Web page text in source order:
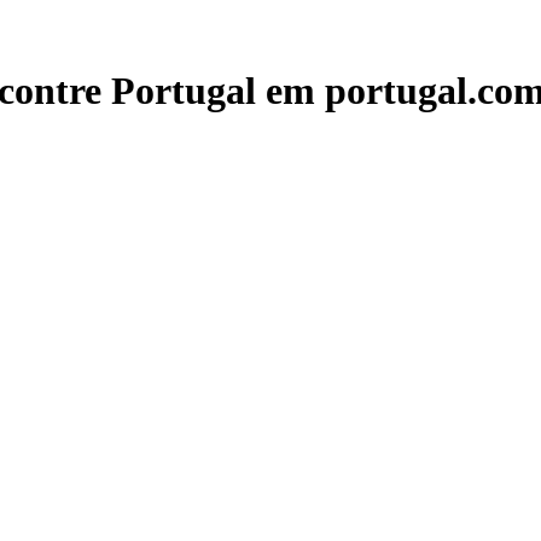
Portugal em